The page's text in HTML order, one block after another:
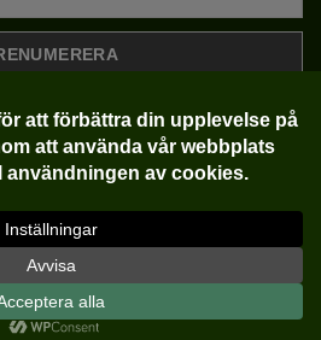
Klarna Visa MasterCard
2026 ©Plantlycka